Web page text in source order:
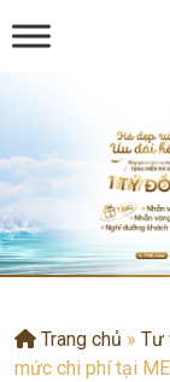
Trang chủ » Tư
mức chi phí tại